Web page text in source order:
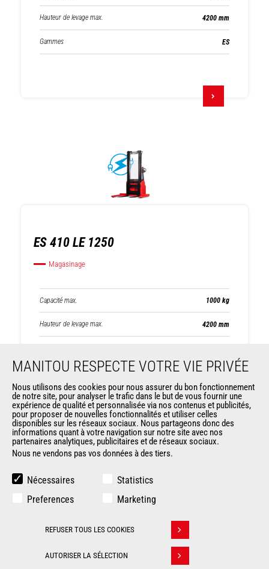
Hauteur de levage max. 4200 mm
Gammes ES
ES 410 LE 1250
Magasinage
Capacité max. 1000 kg
Hauteur de levage max. 4200 mm
ES 412
MANITOU RESPECTE VOTRE VIE PRIVÉE
Nous utilisons des cookies pour nous assurer du bon fonctionnement
de notre site, pour analyser le trafic dans le but de vous fournir une
expérience de qualité et personnalisée via nos contenus et publicités,
pour proposer de nouvelles fonctionnalités et utiliser celles
disponibles sur les réseaux sociaux. Nous partageons donc des
informations quant à votre navigation sur notre site avec nos
partenaires analytiques, publicitaires et de réseaux sociaux.
Nous ne vendons pas vos données à des tiers.
Nécessaires
Statistics
Preferences
Marketing
REFUSER TOUS LES COOKIES
AUTORISER LA SÉLECTION